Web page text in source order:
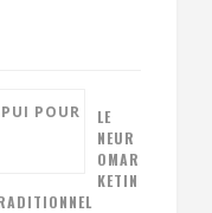
LE
NEUR
OMAR
KETIN